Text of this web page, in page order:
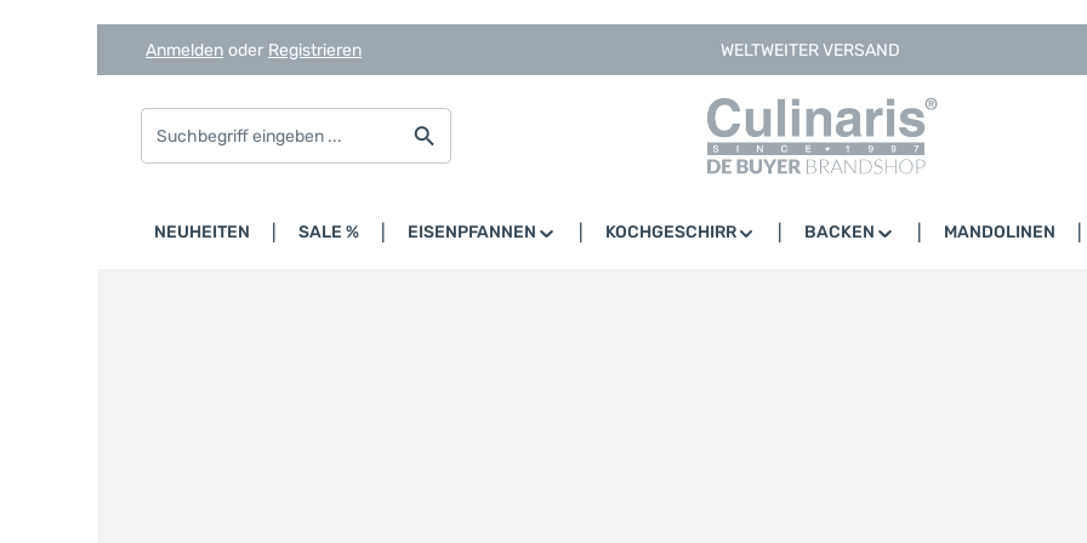
Zum Hauptinhalt springen
Zur Suche springen
Zur Hauptnavigation springen
Anmelden oder Registrieren WELTWEITER VERSAND
NEUHEITEN SALE % EISENPFANNEN KOCHGESCHIRR BACKEN MANDOLINEN